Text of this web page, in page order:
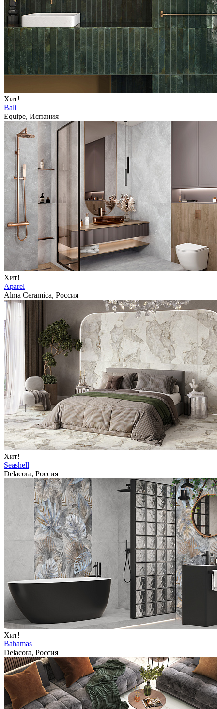
Хит!
Bali
Equipe, Испания
Хит!
Aparel
Alma Ceramica, Россия
Хит!
Seashell
Delacora, Россия
Хит!
Bahamas
Delacora, Россия